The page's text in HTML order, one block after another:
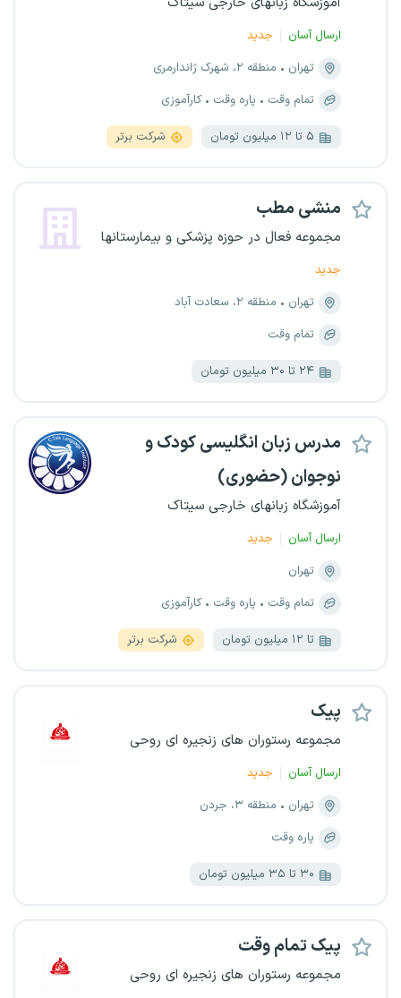
ارسال آسان
جدید
تهران
منطقه ۲، شهرک ژاندارمری
تمام وقت
پاره وقت کارآموزی
۵ تا ۱۲ میلیون تومان شرکت برتر
منشی مطب
مجموعه فعال در حوزه پزشکی و بیمارستانها
جدید
تهران
منطقه ۲، سعادت آباد
تمام وقت
۲۴ تا ۳۰ میلیون تومان
مدرس زبان انگلیسی کودک و
نوجوان (حضوری)
آموزشگاه زبانهای خارجی سیتاک
ارسال آسان
جدید
تهران
تمام وقت
پاره وقت کارآموزی
تا ۱۲ میلیون تومان شرکت برتر
پیک
مجموعه رستوران های زنجیره ای روحی
ارسال آسان
جدید
تهران
منطقه ۳، جردن
پاره وقت
۳۰ تا ۳۵ میلیون تومان
پیک تمام وقت
مجموعه رستوران های زنجیره ای روحی